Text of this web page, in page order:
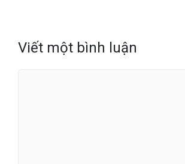
Viết một bình luận